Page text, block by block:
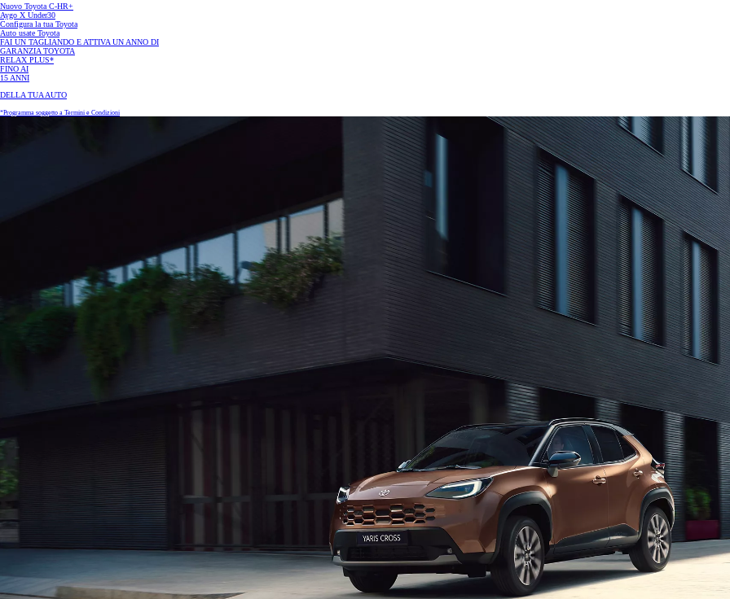
Anche con finanziamento Toyota Easy Next da € 199 al mese
Anche con finanziamento Toyota
TAN 7,75 % TAEG 9,20 %
47 rate con anticipo € 12.860,00
rata finale € 12.780
Prius Plug-in
Corolla Cross
FULL HYBRID
anche in versione GR SPORT
Nuovo Toyota C-HR+
Aygo X Under30
Configura la tua Toyota
Auto usate Toyota
FAI UN TAGLIANDO E ATTIVA UN ANNO DI
GARANZIA TOYOTA
RELAX PLUS*
FINO AI
15 ANNI
DELLA TUA AUTO
*Programma soggetto a Termini e Condizioni